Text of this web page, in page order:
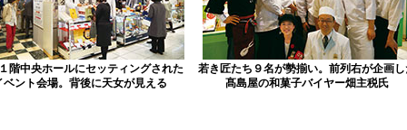
階中央ホールにセッティングされた
ベント会場。背後に天女が見える
若き匠たち９名が勢揃い。前列右が企画し
髙島屋の和菓子バイヤー畑主税氏